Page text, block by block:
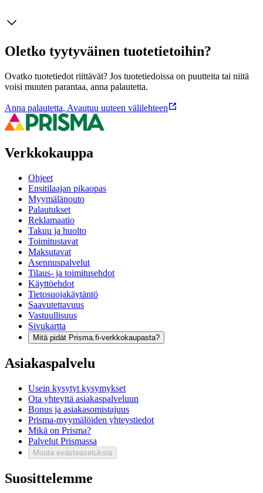
Oletko tyytyväinen tuotetietoihin?
Ovatko tuotetiedot riittävät? Jos tuotetiedoissa on puutteita tai niitä
voisi muuten parantaa, anna palautetta.
Anna palautetta, Avautuu uuteen välilehteen
Verkkokauppa
Ohjeet
Ensitilaajan pikaopas
Myymälänouto
Palautukset
Reklamaatio
Takuu ja huolto
Toimitustavat
Maksutavat
Asennuspalvelut
Tilaus- ja toimitusehdot
Käyttöehdot
Tietosuojakäytäntö
Saavutettavuus
Vastuullisuus
Sivukartta
Mitä pidät Prisma.fi-verkkokaupasta?
Asiakaspalvelu
Usein kysytyt kysymykset
Ota yhteyttä asiakaspalveluun
Bonus ja asiakasomistajuus
Prisma-myymälöiden yhteystiedot
Mikä on Prisma?
Palvelut Prismassa
Muuta evästeasetuksia
Suosittelemme